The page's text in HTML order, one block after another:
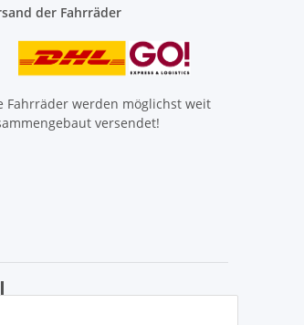
der Fahrräder
Fahrräder werden möglichst weit
versendet!